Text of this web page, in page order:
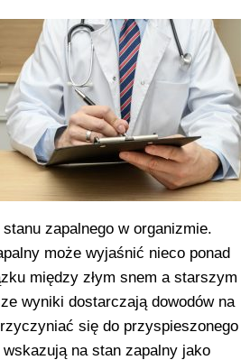
stanu zapalnego w organizmie.
może wyjaśnić nieco ponad
między złym snem a starszym
wyniki dostarczają dowodów na
się do przyspieszonego
na stan zapalny jako